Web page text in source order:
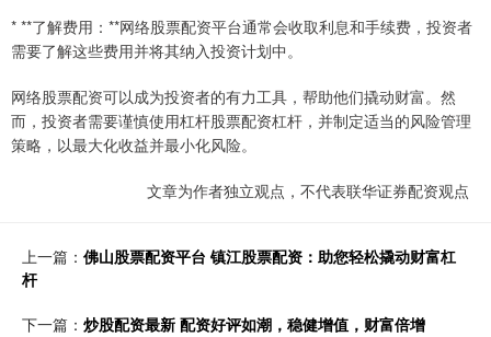
* **了解费用：**网络股票配资平台通常会收取利息和手续费，投资者
需要了解这些费用并将其纳入投资计划中。
网络股票配资可以成为投资者的有力工具，帮助他们撬动财富。然
而，投资者需要谨慎使用杠杆股票配资杠杆，并制定适当的风险管理
策略，以最大化收益并最小化风险。
文章为作者独立观点，不代表联华证券配资观点
上一篇： 佛山股票配资平台 镇江股票配资：助您轻松撬动财富杠
杆
下一篇： 炒股配资最新 配资好评如潮，稳健增值，财富倍增